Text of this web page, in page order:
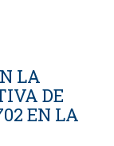
LA
DE
EN LA